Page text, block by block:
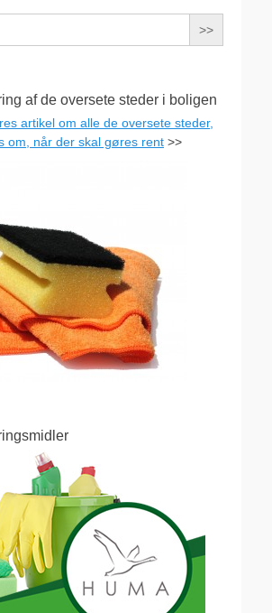
af de oversete steder i boligen
artikel om alle de oversete steder,
om, når der skal gøres rent >>